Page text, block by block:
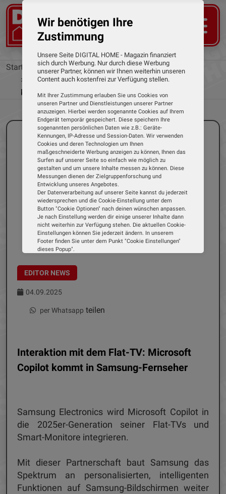
Startseite
News
Interaktion mit dem Flat-TV: Microsoft Copilot
kommt in Samsung-Fernseher
EDITOR NEWS
04.09.2025
per Whatsapp teilen
Interaktion mit dem Flat-TV: Microsoft
Copilot kommt in Samsung-Fernseher
Samsung Electronics wird Microsoft Copilot in
die 2025er-Generation seiner Flat-TVs und
Smart-Monitore integrieren.
Mit dieser Partnerschaft baut Samsung das
Spektrum an personalisierten, intelligenten
Funktionen auf Samsung-Bildschirmen weiter
Wir benötigen Ihre
Zustimmung
Unsere Seite DIGITAL HOME - Magazin finanziert
sich durch Werbung. Nur durch diese Werbung
unserer Partner, können wir Ihnen weiterhin unseren
Content auch kostenfrei zur Verfügung stellen.
Mit Ihrer Zustimmung erlauben Sie uns Cookies von
unseren Partner und Dienstleistungen unserer Partner
anzuzeigen. Hierbei werden sogenannte Cookies auf Ihrem
Endgerät temporär gespeichert. Diese speichern Ihre
sogenannten persönlichen Daten wie z.B.: Geräte-
Kennungen, IP-Adresse und Session-Daten. Wir verwenden
Cookies und deren Technologien um Ihnen
maßgeschneiderte Werbung anzeigen zu können, Ihnen das
Surfen auf unserer Seite so einfach wie möglich zu
gestalten und um unsere Inhalte messen zu können. Diese
Messungen dienen der Zielgruppenforschung und
Entwicklung unseres Angebotes.
Der Datenverarbeitung auf unserer Seite kannst du jederzeit
wiedersprechen und die Cookie-Einstellung unter dem
Button "Cookie Optionen" nach deinen wünschen anpassen.
Je nach Einstellung werden dir einige unserer Inhalte dann
nicht weiterhin zur Verfügung stehen. Die aktuellen Cookie-
Einstellungen können Sie jederzeit ändern. In unserem
Footer finden Sie unter dem Punkt "Cookie Einstellungen"
dieses Popup".
Erfahrung auf unserer Website zu bieten. Erfahren Sie mehr
darüber, wie wir Cookies verwenden und wie Sie Ihre
Einstellungen ändern können.
Impressum Datenschutz